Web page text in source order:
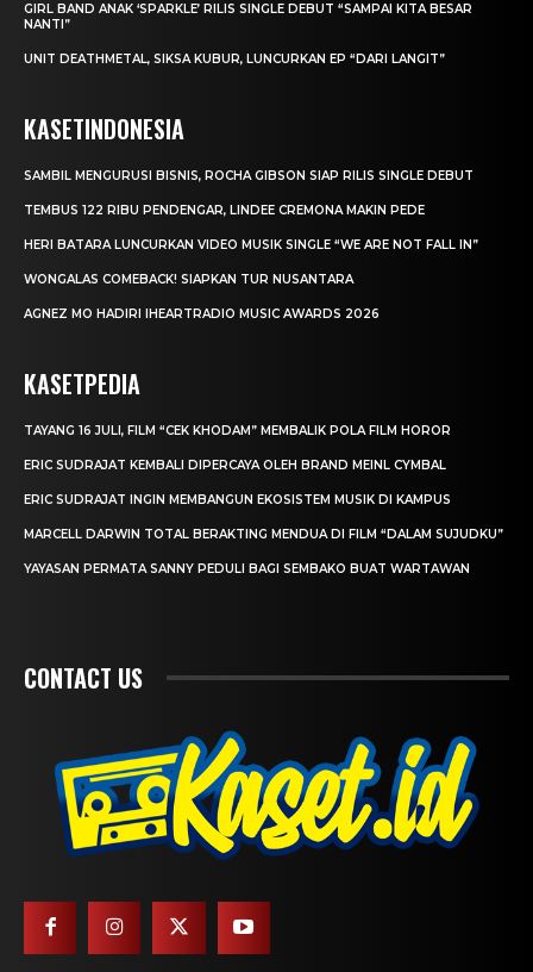
GIRL BAND ANAK ‘SPARKLE’ RILIS SINGLE DEBUT “SAMPAI KITA BESAR
NANTI”
UNIT DEATHMETAL, SIKSA KUBUR, LUNCURKAN EP “DARI LANGIT”
KASETINDONESIA
SAMBIL MENGURUSI BISNIS, ROCHA GIBSON SIAP RILIS SINGLE DEBUT
TEMBUS 122 RIBU PENDENGAR, LINDEE CREMONA MAKIN PEDE
HERI BATARA LUNCURKAN VIDEO MUSIK SINGLE “WE ARE NOT FALL IN”
WONGALAS COMEBACK! SIAPKAN TUR NUSANTARA
AGNEZ MO HADIRI IHEARTRADIO MUSIC AWARDS 2026
KASETPEDIA
TAYANG 16 JULI, FILM “CEK KHODAM” MEMBALIK POLA FILM HOROR
ERIC SUDRAJAT KEMBALI DIPERCAYA OLEH BRAND MEINL CYMBAL
ERIC SUDRAJAT INGIN MEMBANGUN EKOSISTEM MUSIK DI KAMPUS
MARCELL DARWIN TOTAL BERAKTING MENDUA DI FILM “DALAM SUJUDKU”
YAYASAN PERMATA SANNY PEDULI BAGI SEMBAKO BUAT WARTAWAN
CONTACT US